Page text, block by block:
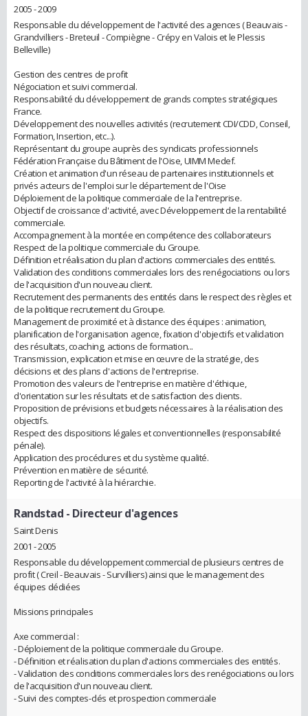
2005 - 2009
Responsable du développement de l'activité des agences ( Beauvais -
Grandvilliers - Breteuil - Compiègne - Crépy en Valois et le Plessis
Belleville)
Gestion des centres de profit
Négociation et suivi commercial.
Responsabilité du développement de grands comptes stratégiques
France.
Développement des nouvelles activités (recrutement CDI/CDD, Conseil,
Formation, Insertion, etc...).
Représentant du groupe auprès des syndicats professionnels
Fédération Française du Bâtiment de l'Oise, UIMM Medef.
Création et animation d'un réseau de partenaires institutionnels et
privés acteurs de l'emploi sur le département de l'Oise
Déploiement de la politique commerciale de la l'entreprise.
Objectif de croissance d'activité, avec Développement de la rentabilité
commerciale.
Accompagnement à la montée en compétence des collaborateurs
Respect de la politique commerciale du Groupe.
Définition et réalisation du plan d'actions commerciales des entités.
Validation des conditions commerciales lors des renégociations ou lors
de l'acquisition d'un nouveau client.
Recrutement des permanents des entités dans le respect des règles et
de la politique recrutement du Groupe.
Management de proximité et à distance des équipes : animation,
planification de l'organisation agence, fixation d'objectifs et validation
des résultats, coaching, actions de formation...
Transmission, explication et mise en œuvre de la stratégie, des
décisions et des plans d'actions de l'entreprise.
Promotion des valeurs de l'entreprise en matière d'éthique,
d'orientation sur les résultats et de satisfaction des clients.
Proposition de prévisions et budgets nécessaires à la réalisation des
objectifs.
Respect des dispositions légales et conventionnelles (responsabilité
pénale).
Application des procédures et du système qualité.
Prévention en matière de sécurité.
Reporting de l'activité à la hiérarchie.
Randstad - Directeur d'agences
Saint Denis
2001 - 2005
Responsable du développement commercial de plusieurs centres de
profit ( Creil - Beauvais - Survilliers) ainsi que le management des
équipes dédiées
Missions principales
Axe commercial :
- Déploiement de la politique commerciale du Groupe.
- Définition et réalisation du plan d'actions commerciales des entités.
- Validation des conditions commerciales lors des renégociations ou lors
de l'acquisition d'un nouveau client.
- Suivi des comptes-clés et prospection commerciale